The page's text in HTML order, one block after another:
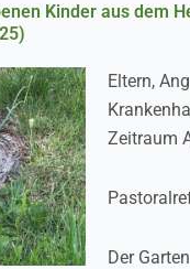
Kinder aus dem
Eltern,
Zeitraum
Der